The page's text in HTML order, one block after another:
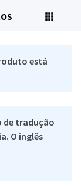
está
de tradução
O inglês